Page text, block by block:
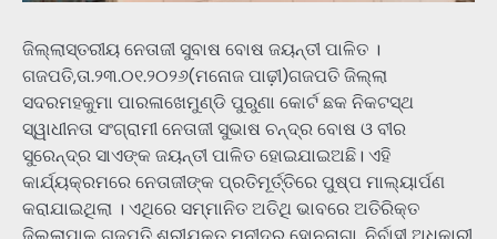
ଜିଲ୍ଲାସ୍ତରୀୟ ନେତାଜୀ ସୁବାଷ ବୋଷ ଜୟନ୍ତୀ ପାଳିତ ।
ଗଜପତି,ତା.୨୩.୦୧.୨୦୨୬(ମନୋଜ ପାଢ଼ୀ)ଗଜପତି ଜିଲ୍ଲା
ସଦରମହକୁମା ପାରଳାଖେମୁଣ୍ଡି ପୁରୁଣା କୋର୍ଟ ଛକ ନିକଟସ୍ଥ
ସ୍ୱାଧୀନତା ସଂଗ୍ରାମୀ ନେତାଜୀ ସୁଭାଷ ଚନ୍ଦ୍ର ବୋଷ ଓ ବୀର
ସୁରେନ୍ଦ୍ର ସାଏଙ୍କ ଜୟନ୍ତୀ ପାଳିତ ହୋଇଯାଇଅଛି। ଏହି
କାର୍ଯ୍ୟକ୍ରମରେ ନେତାଜୀଙ୍କ ପ୍ରତିମୂର୍ତ୍ତିରେ ପୁଷ୍ପ ମାଲ୍ୟାର୍ପଣ
କରାଯାଇଥିଲା । ଏଥିରେ ସମ୍ମାନିତ ଅତିଥି ଭାବରେ ଅତିରିକ୍ତ